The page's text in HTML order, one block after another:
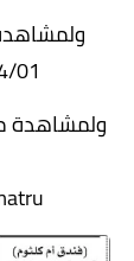
01
ولمشاهدة